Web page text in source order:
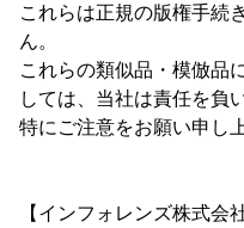
これらは正規の版権手続
ん。
これらの類似品・模倣品
しては、当社は責任を負
特にご注意をお願い申し
【インフォレンズ株式会